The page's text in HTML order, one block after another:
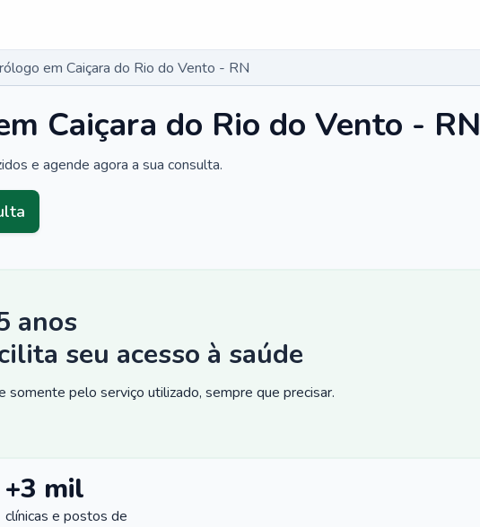
em Caiçara do Rio do Vento - RN
Caiçara do Rio do Vento - RN
e agende agora a sua consulta.
anos
seu acesso à saúde
somente pelo serviço utilizado, sempre que precisar.
+3 mil
clínicas e postos de